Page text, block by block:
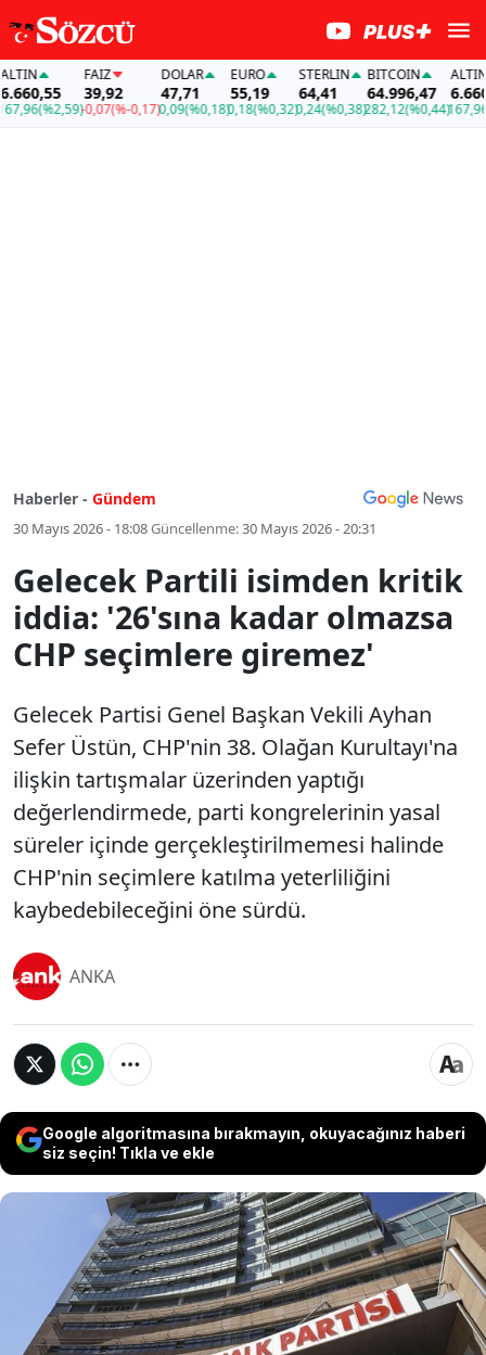
(%2,59)
FAİZ
39,92
-0,07(%-0,17)
DOLAR
47,71
0,09(%0,18)
EURO
55,19
0,18(%0,32)
STERLIN
64,41
0,24(%0,38)
BITCOIN
64.996,47
282,12(%0,44)
ALTIN
167,96
Haberler - Gündem
30 Mayıs 2026 - 18:08Güncellenme:30 Mayıs 2026 - 20:31
Gelecek Partili isimden kritik
iddia: '26'sına kadar olmazsa
CHP seçimlere giremez'
Gelecek Partisi Genel Başkan Vekili Ayhan
Sefer Üstün, CHP'nin 38. Olağan Kurultayı'na
ilişkin tartışmalar üzerinden yaptığı
değerlendirmede, parti kongrelerinin yasal
süreler içinde gerçekleştirilmemesi halinde
CHP'nin seçimlere katılma yeterliliğini
kaybedebileceğini öne sürdü.
ANKA
Google algoritmasına bırakmayın, okuyacağınız haberi
siz seçin! Tıkla ve ekle
Gelecek Partisi Genel Başkan Vekili Ayhan Sefer
Üstün, CHP'nin 38. Olağan Kurultayı'na ilişkin
tartışmalar üzerinden yaptığı değerlendirmede,
parti kongrelerinin yasal süreler içinde